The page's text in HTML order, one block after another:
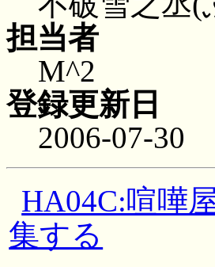
担当者
M^2
登録更新日
2006-07-30
HA04C:喧嘩
集する